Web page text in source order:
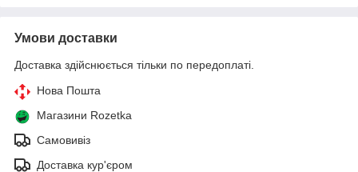
Умови доставки
Доставка здійснюється тільки по передоплаті.
Нова Пошта
Магазини Rozetka
Самовивіз
Доставка кур'єром